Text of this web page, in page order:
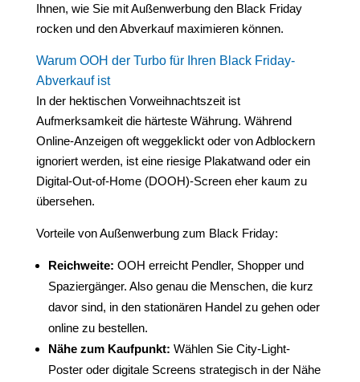
Ihnen, wie Sie mit Außenwerbung den Black Friday
rocken und den Abverkauf maximieren können.
Warum OOH der Turbo für Ihren Black Friday-
Abverkauf ist
In der hektischen Vorweihnachtszeit ist
Aufmerksamkeit die härteste Währung. Während
Online-Anzeigen oft weggeklickt oder von Adblockern
ignoriert werden, ist eine riesige Plakatwand oder ein
Digital-Out-of-Home (DOOH)-Screen eher kaum zu
übersehen.
Vorteile von Außenwerbung zum Black Friday:
Reichweite: OOH erreicht Pendler, Shopper und
Spaziergänger. Also genau die Menschen, die kurz
davor sind, in den stationären Handel zu gehen oder
online zu bestellen.
Nähe zum Kaufpunkt: Wählen Sie City-Light-
Poster oder digitale Screens strategisch in der Nähe